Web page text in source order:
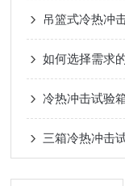
吊篮式冷热冲
如何选择需求
冷热冲击试验
三箱冷热冲击